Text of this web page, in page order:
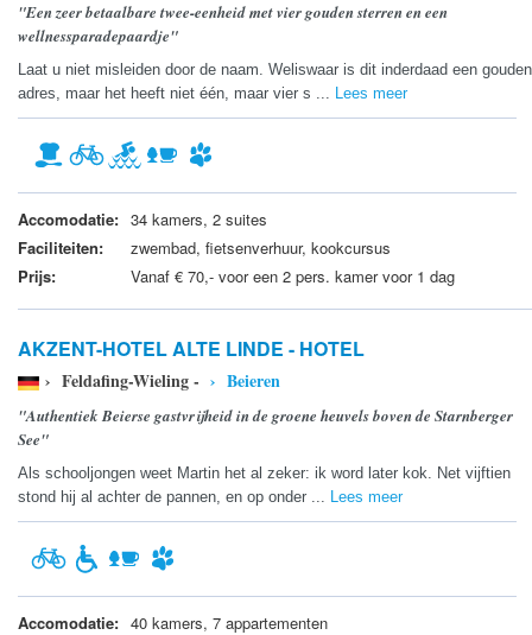
"Een zeer betaalbare twee-eenheid met vier gouden sterren en een
wellnessparadepaardje"
Laat u niet misleiden door de naam. Weliswaar is dit inderdaad een gouden
adres, maar het heeft niet één, maar vier s ... Lees meer
Accomodatie: 34 kamers, 2 suites
Faciliteiten:
zwembad, fietsenverhuur, kookcursus
Prijs:
Vanaf € 70,- voor een 2 pers. kamer voor 1 dag
AKZENT-HOTEL ALTE LINDE - HOTEL
› Feldafing-Wieling - › Beieren
"Authentiek Beierse gastvrijheid in de groene heuvels boven de Starnberger
See"
Als schooljongen weet Martin het al zeker: ik word later kok. Net vijftien
stond hij al achter de pannen, en op onder ... Lees meer
Accomodatie: 40 kamers, 7 appartementen